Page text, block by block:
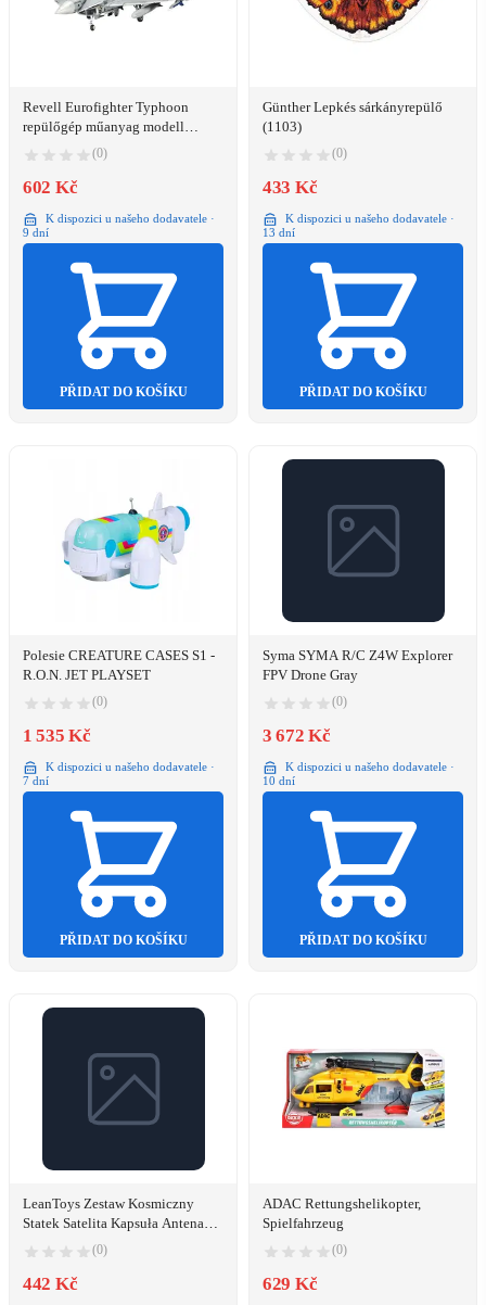
Revell Eurofighter Typhoon
repülőgép műanyag modell
(0)
602 Kč
K dispozici u našeho dodavatele ·
9 dní
PŘIDAT DO KOŠÍKU
Günther Lepkés sárkányrepülő
(1103)
(0)
433 Kč
K dispozici u našeho dodavatele ·
13 dní
PŘIDAT DO KOŠÍKU
Polesie CREATURE CASES S1 -
R.O.N. JET PLAYSET
(0)
1 535 Kč
K dispozici u našeho dodavatele ·
7 dní
PŘIDAT DO KOŠÍKU
Syma SYMA R/C Z4W Explorer
FPV Drone Gray
(0)
3 672 Kč
K dispozici u našeho dodavatele ·
10 dní
PŘIDAT DO KOŠÍKU
LeanToys Zestaw Kosmiczny
Statek Satelita Kapsuła Antena
Komunikacyjna Astronauta
(0)
442 Kč
ADAC Rettungshelikopter,
Spielfahrzeug
(0)
629 Kč